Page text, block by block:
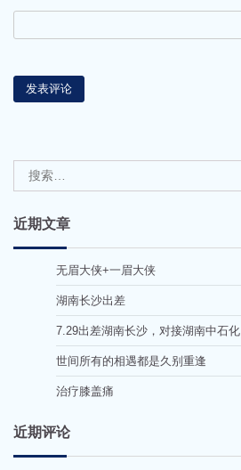
索：
近期文章
无眉大侠+一眉大侠
湖南长沙出差
7.29出差湖南长沙，对接湖南中石化
世间所有的相遇都是久别重逢
治疗膝盖痛
近期评论